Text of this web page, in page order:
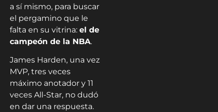
a sí mismo, para buscar
el pergamino que le
falta en su vitrina: el de
campeón de la NBA.
James Harden, una vez
MVP, tres veces
máximo anotador y 11
veces All-Star, no dudó
en dar una respuesta.